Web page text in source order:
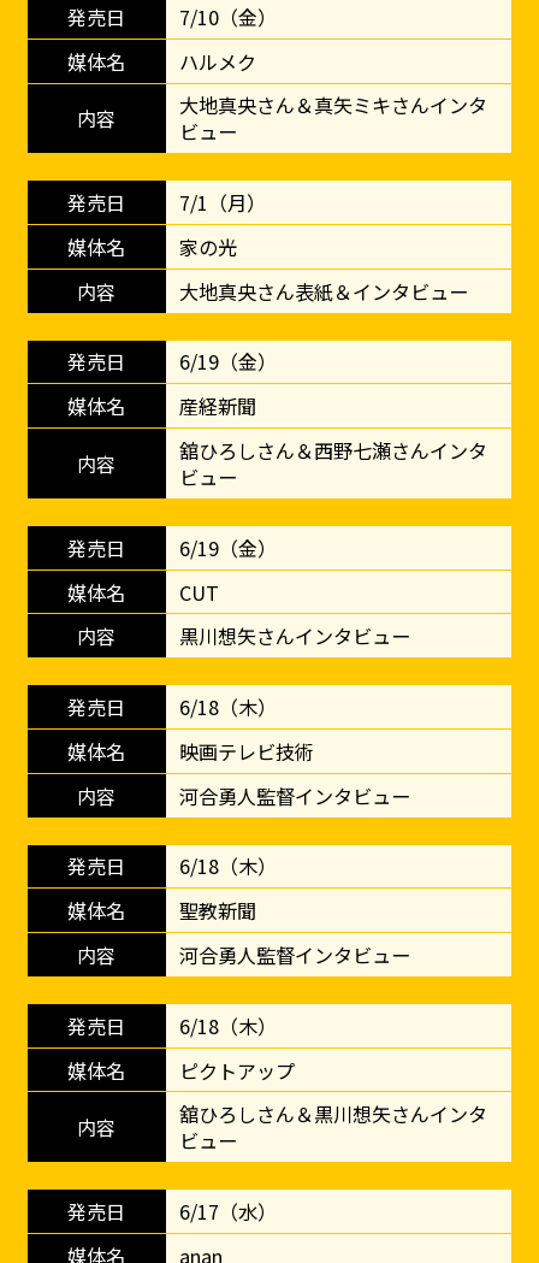
7/10（金）
ハルメク
大地真央さん＆真矢ミキさんインタ
ビュー
7/1（月）
家の光
大地真央さん表紙＆インタビュー
6/19（金）
産経新聞
舘ひろしさん＆西野七瀬さんインタ
ビュー
6/19（金）
CUT
黒川想矢さんインタビュー
6/18（木）
映画テレビ技術
河合勇人監督インタビュー
6/18（木）
聖教新聞
河合勇人監督インタビュー
6/18（木）
ピクトアップ
舘ひろしさん＆黒川想矢さんインタ
ビュー
6/17（水）
anan